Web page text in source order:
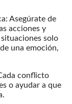
Asegúrate de
acciones y
solo
una emoción,
conflicto
o ayudar a que